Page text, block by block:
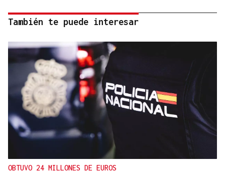
También te puede interesar
OBTUVO 24 MILLONES DE EUROS